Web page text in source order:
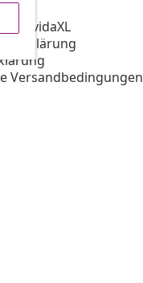
vidaXL
Versandbedingungen